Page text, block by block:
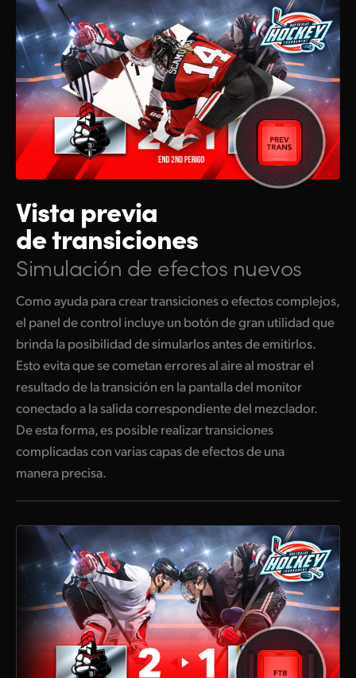
Vista previa
de transiciones
Simulación de efectos nuevos
Como ayuda para crear transiciones o efectos complejos,
el panel de control incluye un botón de gran utilidad que
brinda la posibilidad de simularlos antes de emitirlos.
Esto evita que se cometan errores al aire al mostrar el
resultado de la transición en la pantalla del monitor
conectado a la salida correspondiente del mezclador.
De esta forma, es posible realizar transiciones
complicadas con varias capas de efectos de una
manera precisa.